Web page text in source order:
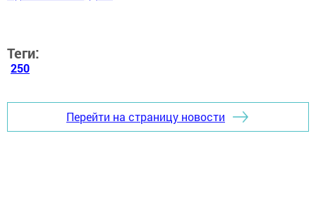
Теги:
250
Перейти на страницу новости